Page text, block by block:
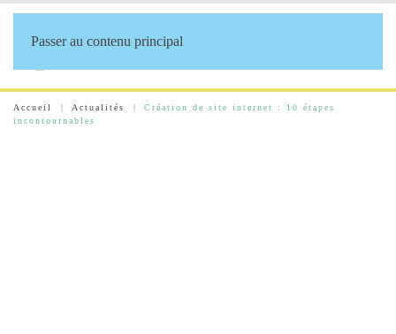
Passer au contenu principal
Accueil Actualités
Création de site internet : 10 étapes
incontournables